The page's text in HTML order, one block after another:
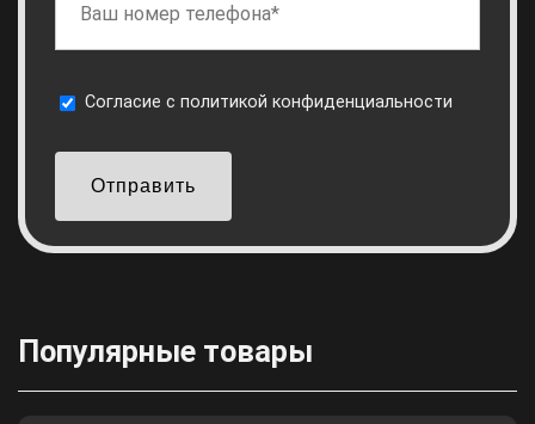
Cогласие сполитикой конфиденциальности
Отправить
Популярные товары